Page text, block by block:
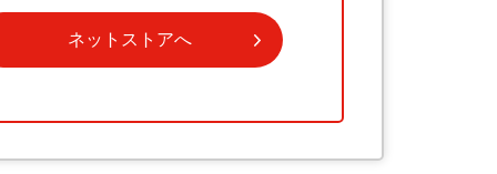
ネットストアへ